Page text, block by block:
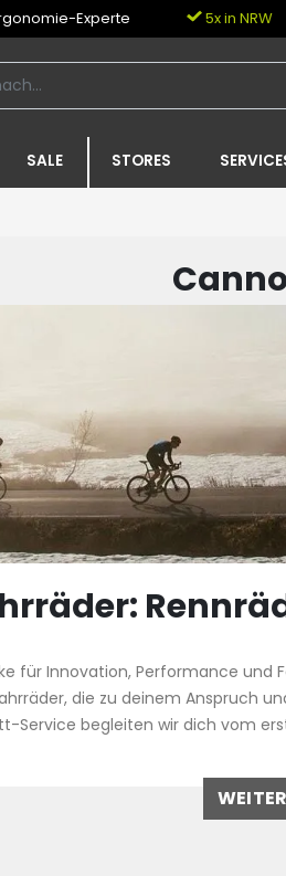
Experte 5x in NRW
SALE STORES
für Innovation, Performance und
die zu deinem Anspruch
Service begleiten wir dich vom